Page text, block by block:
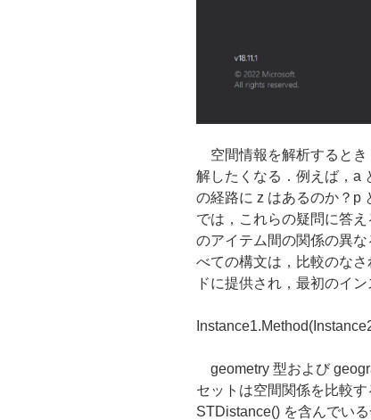
空間情報を解析するとき
解したくなる．例えば，a
の経路に z はあるのか？p
では，これらの疑問に答
のアイテム間の関係の異
べての構文は，比較のな
ドに提供され，最初のイ
geometry 型および
セットは空間関係を比較
STDistance() を含んでい